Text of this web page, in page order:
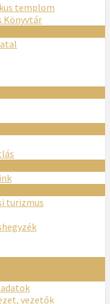
templom
Könyvtár
turizmus
vezetők